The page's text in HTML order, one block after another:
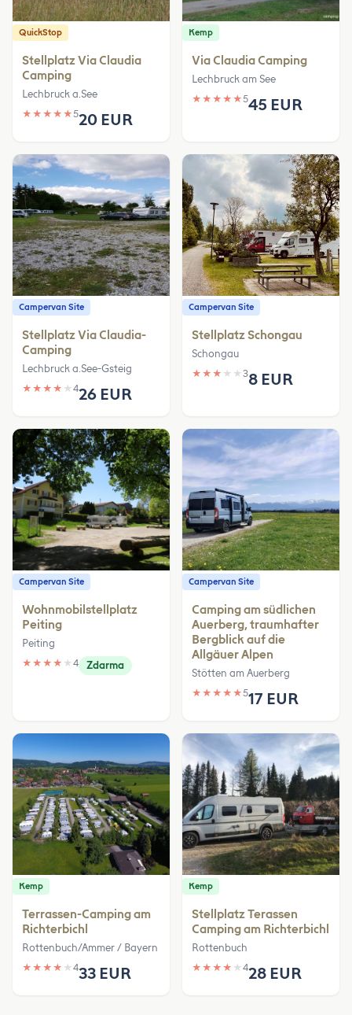
QuickStop
Stellplatz Via Claudia
Camping
Lechbruck a.See
★ ★ ★ ★ ★520 EUR
Kemp
Via Claudia Camping
Lechbruck am See
★ ★ ★ ★ ★545 EUR
Campervan Site
Stellplatz Via Claudia-
Camping
Lechbruck a.See-Gsteig
★ ★ ★ ★ ★ 426 EUR
Campervan Site
Stellplatz Schongau
Schongau
★ ★ ★ ★ ★ 38 EUR
Campervan Site
Wohnmobilstellplatz
Peiting
Peiting
★ ★ ★ ★ ★ 4 Zdarma
Campervan Site
Camping am südlichen
Auerberg, traumhafter
Bergblick auf die
Allgäuer Alpen
Stötten am Auerberg
★ ★ ★ ★ ★517 EUR
Kemp
Terrassen-Camping am
Richterbichl
Rottenbuch/Ammer / Bayern
★ ★ ★ ★ ★ 433 EUR
Kemp
Stellplatz Terassen
Camping am Richterbichl
Rottenbuch
★ ★ ★ ★ ★ 428 EUR